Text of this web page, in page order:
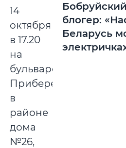
14
октября
в 17.20
на
бульваре
Приберезинском,
в
районе
дома
№26,
блогер:
Беларусь